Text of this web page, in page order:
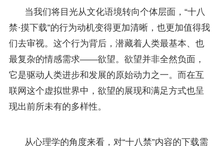
当我们将目光从文化语境转向个体层面，“十八
禁·摸下载”的行为动机变得更加清晰，也更加值得我
们去审视。这个行为背后，潜藏着人类最基本、也
最复杂的情感需求——欲望。欲望并非全然负面，
它是驱动人类进步和发展的原始动力之一。而在互
联网这个虚拟世界中，欲望的展现和满足方式也呈
现出前所未有的多样性。
从心理学的角度来看，对“十八禁”内容的下载需